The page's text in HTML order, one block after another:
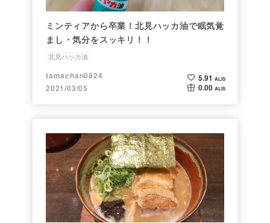
ミンティアから卒業！北見ハッカ油で眠気覚
まし・気分をスッキリ！！
北見ハッカ油
tamachan0824
2021/03/05
5.91 ALIS
0.00 ALIS